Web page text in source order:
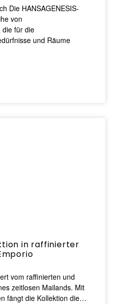
Die HANSAGENESIS-
von
die für die
und Räume
in raffinierter
vom raffinierten und
zeitlosen Mailands. Mit
fängt die Kollektion die…